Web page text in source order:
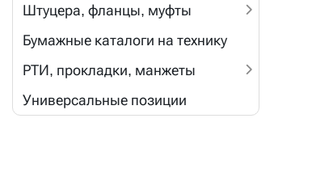
Штуцера, фланцы, муфты
Бумажные каталоги на технику
РТИ, прокладки, манжеты
Универсальные позиции